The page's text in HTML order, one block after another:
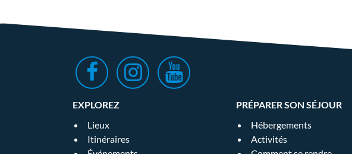
EXPLOREZ
Lieux
Itinéraires
PRÉPARER SON SÉJOUR
Hébergements
Activités